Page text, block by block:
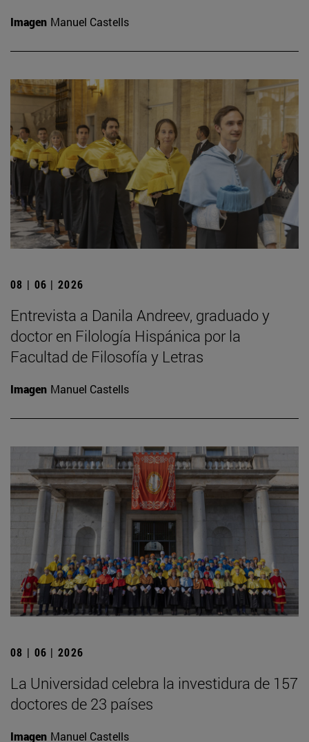
Imagen Manuel Castells
08 | 06 | 2026
Entrevista a Danila Andreev, graduado y
doctor en Filología Hispánica por la
Facultad de Filosofía y Letras
Imagen Manuel Castells
08 | 06 | 2026
La Universidad celebra la investidura de 157
doctores de 23 países
Imagen Manuel Castells